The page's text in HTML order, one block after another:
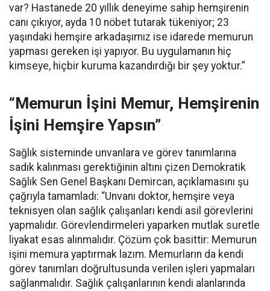
var? Hastanede 20 yıllık deneyime sahip hemşirenin
canı çıkıyor, ayda 10 nöbet tutarak tükeniyor; 23
yaşındaki hemşire arkadaşımız ise idarede memurun
yapması gereken işi yapıyor. Bu uygulamanın hiç
kimseye, hiçbir kuruma kazandırdığı bir şey yoktur.”
“Memurun İşini Memur, Hemşirenin
İşini Hemşire Yapsın”
Sağlık sisteminde unvanlara ve görev tanımlarına
sadık kalınması gerektiğinin altını çizen Demokratik
Sağlık Sen Genel Başkanı Demircan, açıklamasını şu
çağrıyla tamamladı: “Unvanı doktor, hemşire veya
teknisyen olan sağlık çalışanları kendi asil görevlerini
yapmalıdır. Görevlendirmeleri yaparken mutlak suretle
liyakat esas alınmalıdır. Çözüm çok basittir: Memurun
işini memura yaptırmak lazım. Memurların da kendi
görev tanımları doğrultusunda verilen işleri yapmaları
sağlanmalıdır. Sağlık çalışanlarının kendi alanlarında